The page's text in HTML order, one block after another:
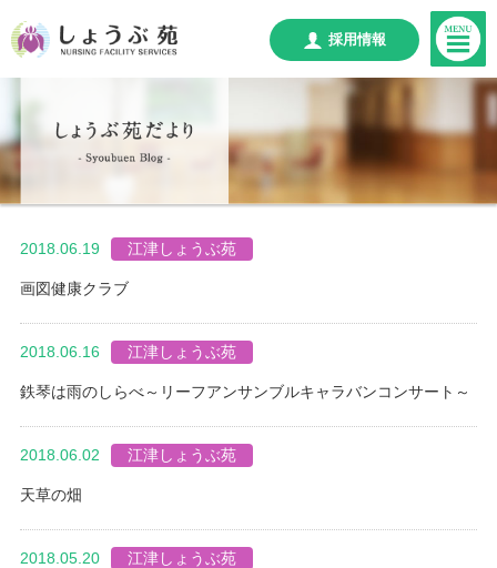
採用情報
2018.06.19 江津しょうぶ苑
画図健康クラブ
2018.06.16 江津しょうぶ苑
鉄琴は雨のしらべ～リーフアンサンブルキャラバンコンサート～
2018.06.02 江津しょうぶ苑
天草の畑
2018.05.20 江津しょうぶ苑